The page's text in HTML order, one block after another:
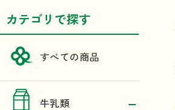
カテゴリで探す
すべての商品
牛乳類